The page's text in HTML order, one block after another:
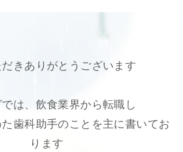
きありがとうございます
は、飲食業界から転職し
歯科助手のことを主に書いてお
ります